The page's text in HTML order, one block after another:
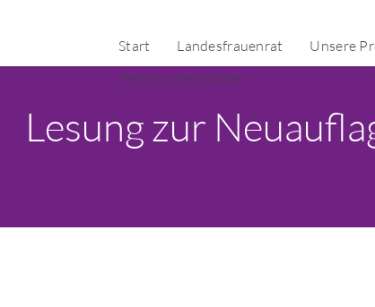
Start Landesfrauenrat Unsere
Verein unterstützen
Lesung zur